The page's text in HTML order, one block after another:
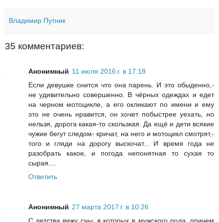
Владимир Путник
35 комментариев:
Анонимный 11 июля 2016 г. в 17:18
Если девушке снится что она парень. И это обыденно,-
не удивительно совершенно. В чёрных одеждах и едет
на черном мотоцикле, а его окликают по имени и ему
это не очень нравится, он хочет побыстрее уехать, но
нельзя, дорога какая-то скользкая. Да ещё и дети всякие
чужие бегут следом- кричат, на него и мотоцикл смотрят,-
того и гляди на дорогу выскочат... И время года не
разобрать какое, и погода непонятная то сухая то
сырая....
Ответить
Анонимный 27 марта 2017 г. в 10:26